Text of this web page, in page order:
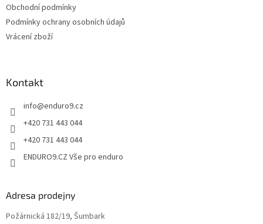
Obchodní podmínky
Podmínky ochrany osobních údajů
Vrácení zboží
Kontakt
info@enduro9.cz
+420 731 443 044
+420 731 443 044
ENDURO9.CZ Vše pro enduro
Adresa prodejny
Požárnická 182/19, Šumbark